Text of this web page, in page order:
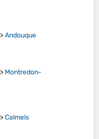
>Andouque
> Montredon-
>Calmels